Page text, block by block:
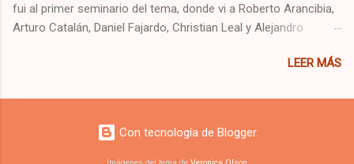
fui al primer seminario del tema, donde vi a Roberto Arancibia,
Arturo Catalán, Daniel Fajardo, Christian Leal y Alejandro
y me entretuve bastante. Se podría decir que me llevé una
gran parte de los mismos expositores, de los cuales no
cambié mi apreciación, incluso la confirmé, pero me cayeron
pésimo parte de los 200 supuestos asistentes a las charlas.
Tanto así que no quise saludar a nadie. ¿Serán todos igual de
LEER MÁS
Con tecnología de Blogger